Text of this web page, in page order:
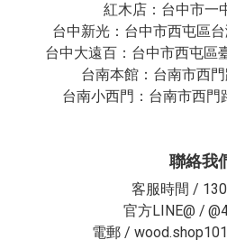
紅木店：台中市一
台中新光：台中市西屯區
台中大遠百：台中市西屯區
台南本館：台南市西
台南小西門：台南市西門
聯絡我
客服時間 /
官方LINE@ /
電郵 /